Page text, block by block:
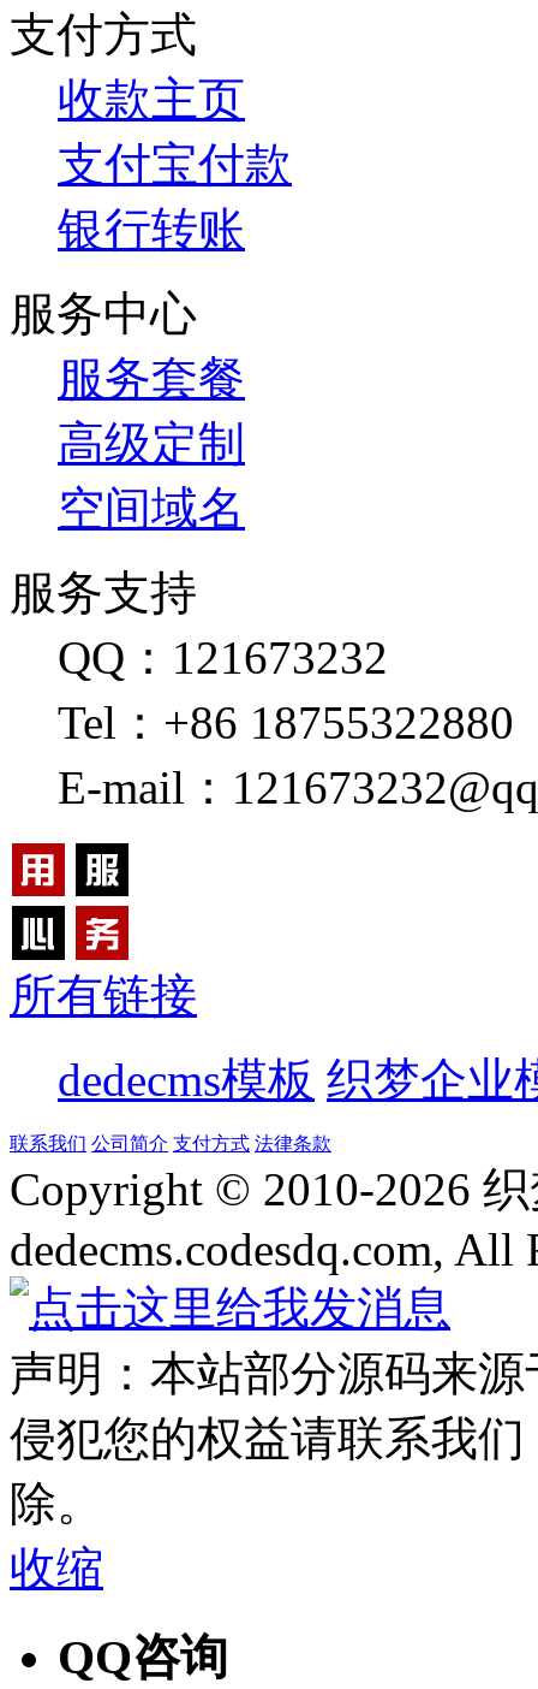
支付方式
收款主页
支付宝付款
银行转账
服务中心
服务套餐
高级定制
空间域名
服务支持
QQ：121673232
Tel：+86 18755322880
E-mail：
所有链接
dedecms模板 织梦企业
联系我们 公司简介 支付方式 法律条款
Copyright © 2010-2026
dedecms.codesdq.com, All
声明：本站部分源码来
侵犯您的权益请联系我
除。
收缩
QQ咨询